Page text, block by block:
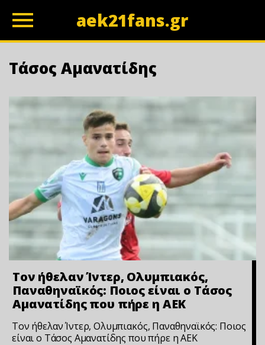
aek21fans.gr
Τάσος Αμανατίδης
Τον ήθελαν Ίντερ, Ολυμπιακός,
Παναθηναϊκός: Ποιος είναι ο Τάσος
Αμανατίδης που πήρε η ΑΕΚ
Τον ήθελαν Ίντερ, Ολυμπιακός, Παναθηναϊκός: Ποιος
είναι ο Τάσος Αμανατίδης που πήρε η ΑΕΚ